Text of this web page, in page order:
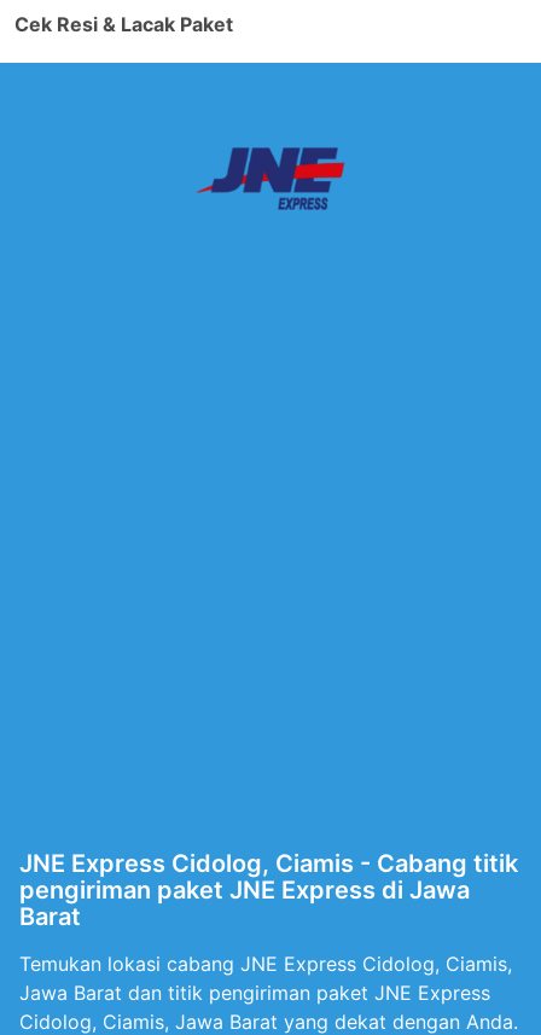
Cek Resi & Lacak Paket
JNE Express Cidolog, Ciamis - Cabang titik
pengiriman paket JNE Express di Jawa
Barat
Temukan lokasi cabang JNE Express Cidolog, Ciamis,
Jawa Barat dan titik pengiriman paket JNE Express
Cidolog, Ciamis, Jawa Barat yang dekat dengan Anda.